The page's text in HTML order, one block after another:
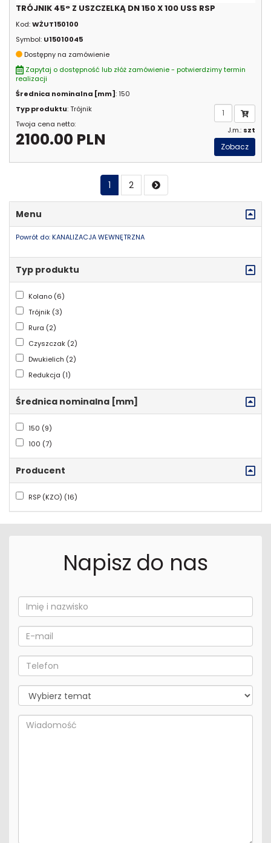
TRÓJNIK 45° Z USZCZELKĄ DN 150 X 100 USS RSP
Kod:WŻUT150100
Symbol: U15010045
Dostępny na zamówienie
Zapytaj o dostępność lub złóż zamówienie - potwierdzimy termin
realizacji
Średnica nominalna [mm]: 150
Typ produktu: Trójnik
Twoja cena netto:
2100.00 PLN J.m.: szt
Zobacz
1 2
Menu
Powrót do: KANALIZACJA WEWNĘTRZNA
Typ produktu
Kolano (6)
Trójnik (3)
Rura (2)
Czyszczak (2)
Dwukielich (2)
Redukcja (1)
Średnica nominalna [mm]
150 (9)
100 (7)
Producent
RSP (KZO) (16)
Napisz do nas